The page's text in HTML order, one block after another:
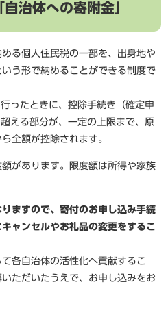
治体への寄附金」
る個人住民税の一部を、出身地や
う形で納めることができる制度で
ったときに、控除手続き（確定申
える部分が、一定の上限まで、原
全額が控除されます。
があります。限度額は所得や家族
ますので、寄付のお申し込み手続
ャンセルやお礼品の変更をするこ
各自治体の活性化へ貢献するこ
ただいたうえで、お申し込みをお